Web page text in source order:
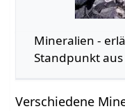
Standpunkt aus
Verschiedene